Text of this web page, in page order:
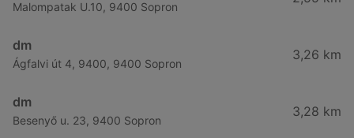
Malompatak U.10, 9400 Sopron
dm
Ágfalvi út 4, 9400, 9400 Sopron
3,26 km
dm
Besenyő u. 23, 9400 Sopron
3,28 km